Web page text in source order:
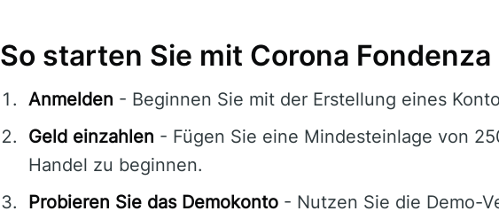
So starten Sie mit Corona Fondenza
Anmelden - Beginnen Sie mit der Erstellung eines
Geld einzahlen - Fügen Sie eine Mindesteinlage von
Handel zu beginnen.
Probieren Sie das Demokonto - Nutzen Sie die Demo-